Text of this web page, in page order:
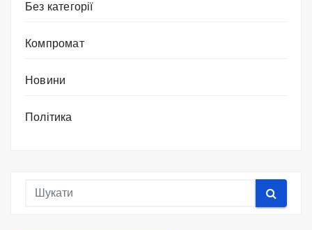
Без категорії
Компромат
Новини
Політика